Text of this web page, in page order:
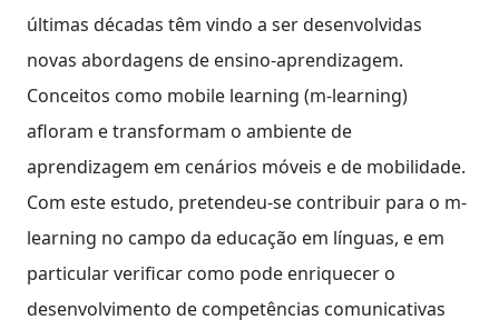
últimas décadas têm vindo a ser desenvolvidas
novas abordagens de ensino-aprendizagem.
Conceitos como mobile learning (m-learning)
afloram e transformam o ambiente de
aprendizagem em cenários móveis e de mobilidade.
Com este estudo, pretendeu-se contribuir para o m-
learning no campo da educação em línguas, e em
particular verificar como pode enriquecer o
desenvolvimento de competências comunicativas